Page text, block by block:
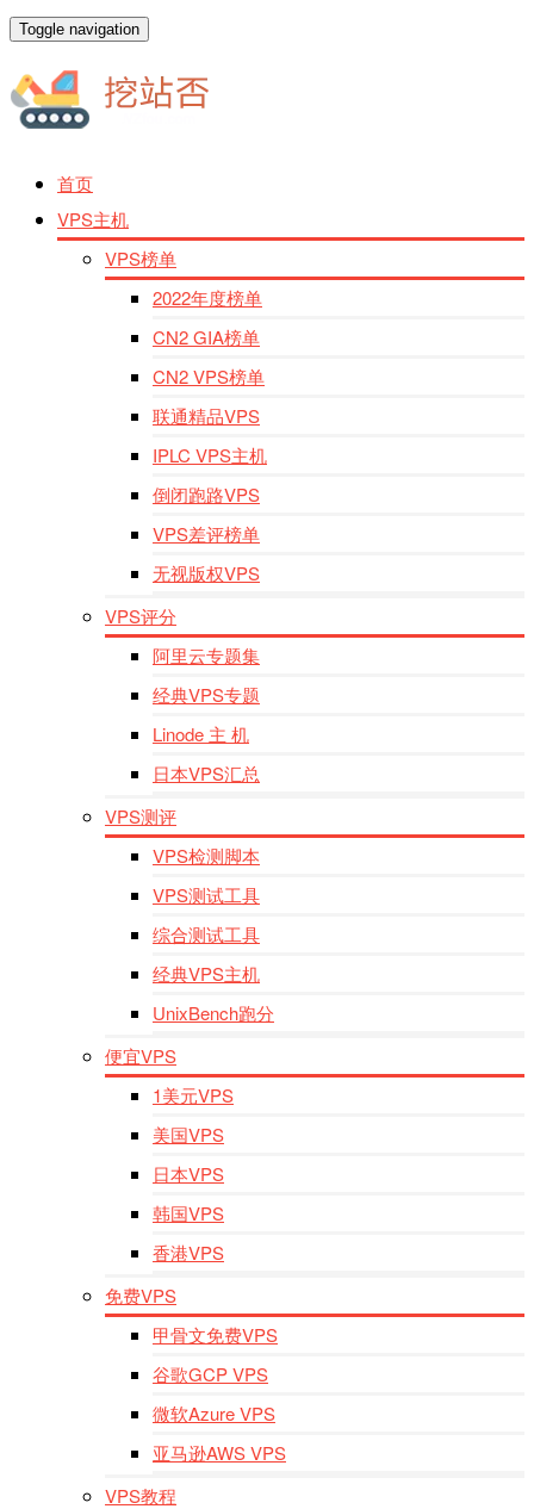
Toggle navigation
首页
VPS主机
VPS榜单
2022年度榜单
CN2 GIA榜单
CN2 VPS榜单
联通精品VPS
IPLC VPS主机
倒闭跑路VPS
VPS差评榜单
无视版权VPS
VPS评分
阿里云专题集
经典VPS专题
Linode 主 机
日本VPS汇总
VPS测评
VPS检测脚本
VPS测试工具
综合测试工具
经典VPS主机
UnixBench跑分
便宜VPS
1美元VPS
美国VPS
日本VPS
韩国VPS
香港VPS
免费VPS
甲骨文免费VPS
谷歌GCP VPS
微软Azure VPS
亚马逊AWS VPS
VPS教程